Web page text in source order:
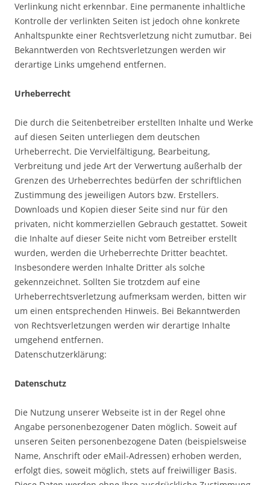
Verlinkung nicht erkennbar. Eine permanente inhaltliche
Kontrolle der verlinkten Seiten ist jedoch ohne konkrete
Anhaltspunkte einer Rechtsverletzung nicht zumutbar. Bei
Bekanntwerden von Rechtsverletzungen werden wir
derartige Links umgehend entfernen.
Urheberrecht
Die durch die Seitenbetreiber erstellten Inhalte und Werke
auf diesen Seiten unterliegen dem deutschen
Urheberrecht. Die Vervielfältigung, Bearbeitung,
Verbreitung und jede Art der Verwertung außerhalb der
Grenzen des Urheberrechtes bedürfen der schriftlichen
Zustimmung des jeweiligen Autors bzw. Erstellers.
Downloads und Kopien dieser Seite sind nur für den
privaten, nicht kommerziellen Gebrauch gestattet. Soweit
die Inhalte auf dieser Seite nicht vom Betreiber erstellt
wurden, werden die Urheberrechte Dritter beachtet.
Insbesondere werden Inhalte Dritter als solche
gekennzeichnet. Sollten Sie trotzdem auf eine
Urheberrechtsverletzung aufmerksam werden, bitten wir
um einen entsprechenden Hinweis. Bei Bekanntwerden
von Rechtsverletzungen werden wir derartige Inhalte
umgehend entfernen.
Datenschutzerklärung:
Datenschutz
Die Nutzung unserer Webseite ist in der Regel ohne
Angabe personenbezogener Daten möglich. Soweit auf
unseren Seiten personenbezogene Daten (beispielsweise
Name, Anschrift oder eMail-Adressen) erhoben werden,
erfolgt dies, soweit möglich, stets auf freiwilliger Basis.